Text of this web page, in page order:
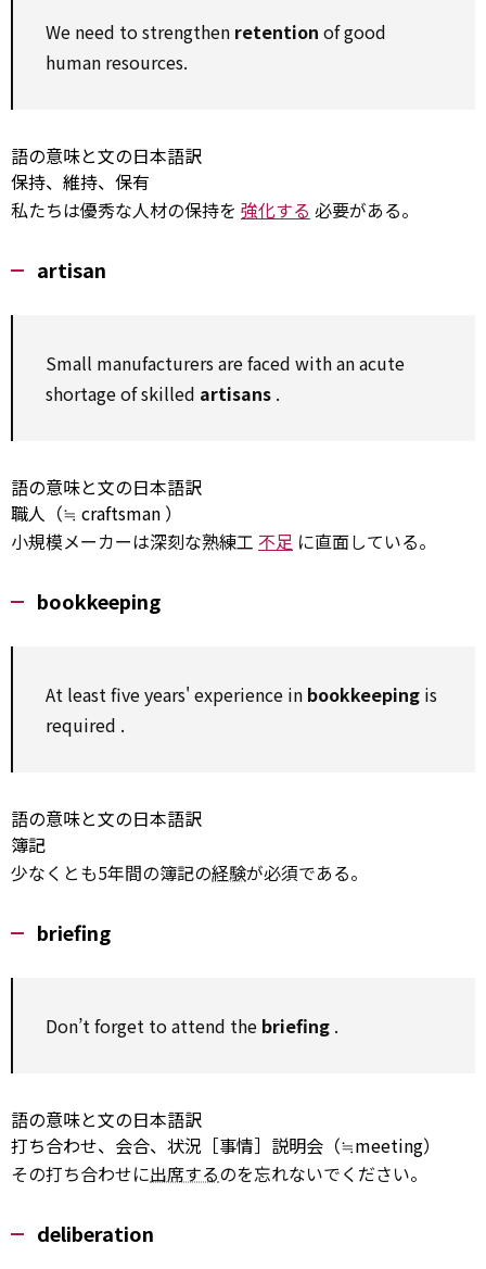
We need tostrengthen retention of good
human resources.
語の意味と文の日本語訳
保持、維持、保有
私たちは優秀な人材の保持を 強化する 必要がある。
artisan
Small manufacturers are faced withanacute
shortage ofskilled artisans .
語の意味と文の日本語訳
職人（≒ craftsman ）
小規模メーカーは深刻な熟練工 不足 に直面している。
bookkeeping
At leastfive years' experience in bookkeeping is
required .
語の意味と文の日本語訳
簿記
少なくとも5年間の簿記の経験が必須である。
briefing
Don’t forget toattend the briefing .
語の意味と文の日本語訳
打ち合わせ、会合、状況［事情］説明会（≒meeting）
その打ち合わせに出席するのを忘れないでください。
deliberation